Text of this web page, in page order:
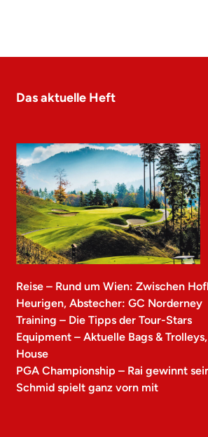
Das aktuelle Heft
Reise – Rund um Wien: Zwischen
Heurigen, Abstecher: GC Norderney
Training – Die Tipps der Tour-Stars
Equipment – Aktuelle Bags &
House
PGA Championship – Rai gewinnt
Schmid spielt ganz vorn mit